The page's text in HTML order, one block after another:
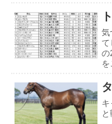
気
て
の
を